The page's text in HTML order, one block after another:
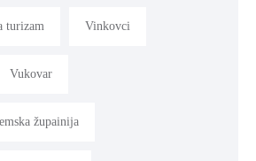
turizam Vinkovci
Vukovar
župainija